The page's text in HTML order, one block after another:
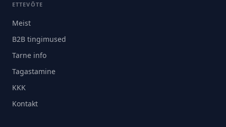
ETTEVÕTE
Meist
B2B tingimused
Tarne info
Tagastamine
KKK
Kontakt